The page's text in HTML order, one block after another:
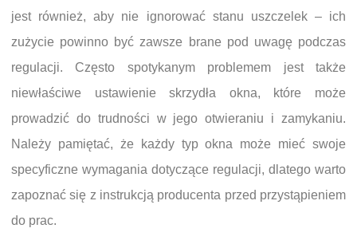
jest również, aby nie ignorować stanu uszczelek – ich
zużycie powinno być zawsze brane pod uwagę podczas
regulacji. Często spotykanym problemem jest także
niewłaściwe ustawienie skrzydła okna, które może
prowadzić do trudności w jego otwieraniu i zamykaniu.
Należy pamiętać, że każdy typ okna może mieć swoje
specyficzne wymagania dotyczące regulacji, dlatego warto
zapoznać się z instrukcją producenta przed przystąpieniem
do prac.